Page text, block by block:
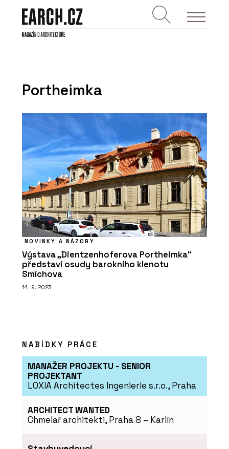
Portheimka
NOVINKY A NÁZORY
Výstava „Dientzenhoferova Portheimka”
představí osudy barokního klenotu
Smíchova
14. 9. 2023
NABÍDKY PRÁCE
MANAŽER PROJEKTU - SENIOR
PROJEKTANT
LOXIA Architectes Ingenierie s.r.o., Praha
ARCHITECT WANTED
Chmelař architekti, Praha 8 – Karlín